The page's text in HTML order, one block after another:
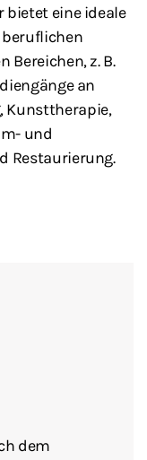
bietet eine ideale
Bereichen, z. B.
an
Kunsttherapie,
und
Restaurierung.
dem